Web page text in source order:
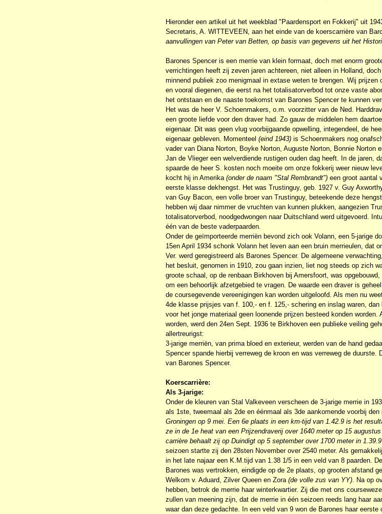
Hieronder een artikel uit het weekblad "Paardensport en Fokkerij" uit
Secretaris, A. WITTEVEEN, aan het einde van de koerscarrière van
aanvullingen van Peter van Betten, op basis van gegevens uit het
Barones Spencer is een merrie van klein formaat, doch met enorm
verrichtingen heeft zij zeven jaren achtereen, niet alleen in Holland,
minnend publiek zoo menigmaal in extase weten te brengen. Wij
en vooral diegenen, die eerst na het totalisatorverbod tot onze vaste
het ontstaan en de naaste toekomst van Barones Spencer te kunnen
Het was de heer V. Schoenmakers, o.m. voorzitter van de Ned.
een groote liefde voor den draver had. Zo gauw de middelen hem
eigenaar. Dit was geen vlug voorbijgaande opwelling, integendeel, de
eigenaar gebleven. Momenteel (eind 1943)is Schoenmakers nog
vader van Diana Norton, Boyke Norton, Auguste Norton, Bonnie Norton
Jan de Vlieger een welverdiende rustigen ouden dag heeft. In de jaren,
spaarde de heer S. kosten noch moeite om onze fokkerij weer nieuw
kocht hij in Amerika (onder de naam "Stal Rembrandt")een groot aantal
eerste klasse dekhengst. Het was Trustinguy, geb. 1927 v. Guy
van Guy Bacon, een volle broer van Trustinguy, beteekende deze
hebben wij daar nimmer de vruchten van kunnen plukken, aangezien
totalisatorverbod, noodgedwongen naar Duitschland werd uitgevoerd.
één van de beste vaderpaarden.
Onder de geïmporteerde merriën bevond zich ook Volann, een 5-jarige
15en April 1934 schonk Volann het leven aan een bruin merrieulen, dat
Ver. werd geregistreerd als Barones Spencer. De algemeene
het besluit, genomen in 1910, zou gaan inzien, liet nog steeds op zich
groote schaal, op de renbaan Birkhoven bij Amersfoort, was
om een behoorlijk afzetgebied te vragen. De waarde een draver is
de coursegevende vereenigingen kan worden uitgeloofd. Als men nu
4de klasse prijsjes van f. 100,- en f. 125,- schering en inslag waren,
voor het jonge materiaal geen loonende prijzen besteed konden
worden, werd den 24en Sept. 1936 te Birkhoven een publieke veiling
allertreurigst:
3-jarige merriën, van prima bloed en exterieur, werden van de hand
Spencer spande hierbij verreweg de kroon en was verreweg de duurste.
van Barones Spencer.
Koerscarrière:
Als 3-jarige:
Onder de kleuren van Stal Valkeveen verscheen de 3-jarige merrie in
als 1ste, tweemaal als 2de en éénmaal als 3de aankomende voorbij den
Groningen op 9 mei. Een 6e plaats in een km-tijd van 1.42.9 is het
ze in de 1e heat van een Prijzendraverij over 1640 meter op 15
carrière behaalt zij op Duindigt op 5 september over 1700 meter in
seizoen startte zij den 28sten November over 2540 meter. Als
in het late najaar een K.M.tijd van 1.38 1/5 in een veld van 8 paarden.
Barones was vertrokken, eindigde op de 2e plaats, op grooten afstand
Welkom v. Aduard, Zilver Queen en Zora (de volle zus van YY). Na op
hebben, betrok de merrie haar winterkwartier. Zij die met ons
zullen van meening zijn, dat de merrie in één seizoen reeds lang haar
waar dan deze gedachte. In een veld van 9 won de Barones haar eerste